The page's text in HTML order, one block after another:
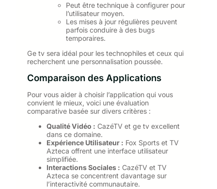
Peut être technique à configurer pour
l’utilisateur moyen.
Les mises à jour régulières peuvent
parfois conduire à des bugs
temporaires.
Ge tv sera idéal pour les technophiles et ceux qui
recherchent une personnalisation poussée.
Comparaison des Applications
Pour vous aider à choisir l’application qui vous
convient le mieux, voici une évaluation
comparative basée sur divers critères :
Qualité Vidéo : CazéTV et ge tv excellent
dans ce domaine.
Expérience Utilisateur : Fox Sports et TV
Azteca offrent une interface utilisateur
simplifiée.
Interactions Sociales : CazéTV et TV
Azteca se concentrent davantage sur
l’interactivité communautaire.